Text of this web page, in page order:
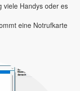
viele Handys oder es
eine Notrufkarte